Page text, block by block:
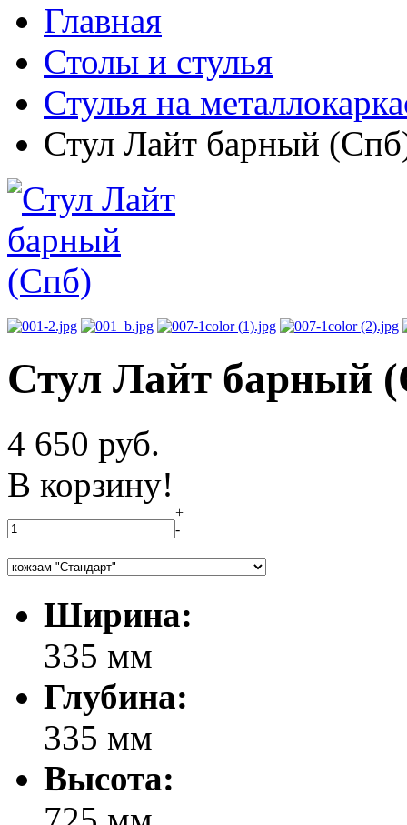
Главная
Столы и стулья
Стулья на
Стул Лайт барный
Стул Лайт барный
4 650 руб.
В корзину!
+
-
Ширина:
335 мм
Глубина:
335 мм
Высота: